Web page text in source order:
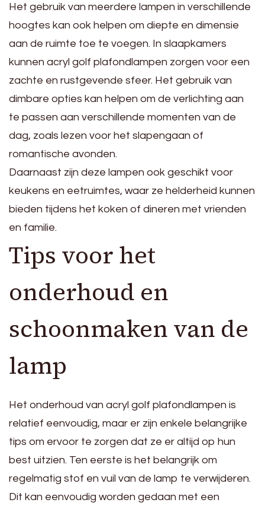
Het gebruik van meerdere lampen in verschillende
hoogtes kan ook helpen om diepte en dimensie
aan de ruimte toe te voegen. In slaapkamers
kunnen acryl golf plafondlampen zorgen voor een
zachte en rustgevende sfeer. Het gebruik van
dimbare opties kan helpen om de verlichting aan
te passen aan verschillende momenten van de
dag, zoals lezen voor het slapengaan of
romantische avonden.
Daarnaast zijn deze lampen ook geschikt voor
keukens en eetruimtes, waar ze helderheid kunnen
bieden tijdens het koken of dineren met vrienden
en familie.
Tips voor het
onderhoud en
schoonmaken van de
lamp
Het onderhoud van acryl golf plafondlampen is
relatief eenvoudig, maar er zijn enkele belangrijke
tips om ervoor te zorgen dat ze er altijd op hun
best uitzien. Ten eerste is het belangrijk om
regelmatig stof en vuil van de lamp te verwijderen.
Dit kan eenvoudig worden gedaan met een